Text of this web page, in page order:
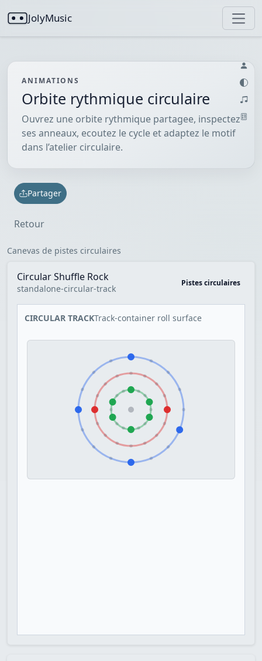
JolyMusic
ANIMATIONS
Orbite rythmique circulaire
Ouvrez une orbite rythmique partagee, inspectez
ses anneaux, ecoutez le cycle et adaptez le motif
dans l’atelier circulaire.
Partager
Retour
Canevas de pistes circulaires
Circular Shuffle Rock
standalone-circular-track
Pistes circulaires
CIRCULAR TRACKTrack-container roll surface